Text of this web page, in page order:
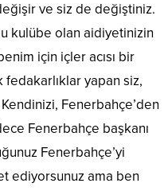
ve siz de değiştiniz.
kulübe olan aidiyetinizin
için içler acısı bir
yapan siz,
Fenerbahçe’den
Fenerbahçe başkanı
Fenerbahçe’yi
ediyorsunuz ama ben